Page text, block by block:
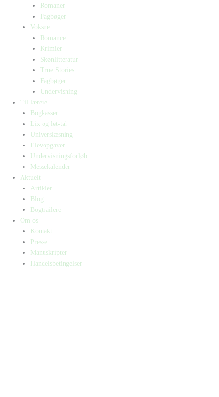
Romaner
Fagbøger
Voksne
Romance
Krimier
Skønlitteratur
True Stories
Fagbøger
Undervisning
Til lærere
Bogkasser
Lix og let-tal
Universlæsning
Elevopgaver
Undervisningsforløb
Messekalender
Aktuelt
Artikler
Blog
Bogtrailere
Om os
Kontakt
Presse
Manuskripter
Handelsbetingelser